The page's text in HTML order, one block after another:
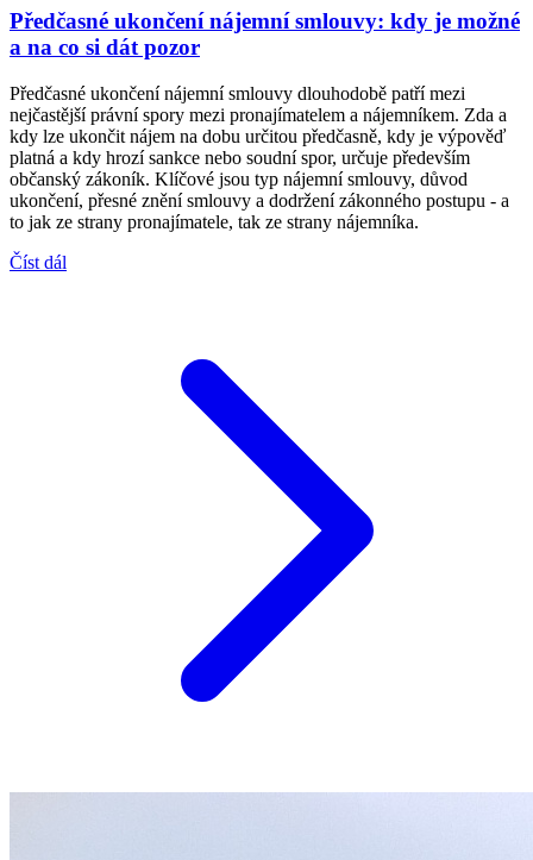
Předčasné ukončení nájemní smlouvy: kdy je možné
a na co si dát pozor
Předčasné ukončení nájemní smlouvy dlouhodobě patří mezi
nejčastější právní spory mezi pronajímatelem a nájemníkem. Zda a
kdy lze ukončit nájem na dobu určitou předčasně, kdy je výpověď
platná a kdy hrozí sankce nebo soudní spor, určuje především
občanský zákoník. Klíčové jsou typ nájemní smlouvy, důvod
ukončení, přesné znění smlouvy a dodržení zákonného postupu - a
to jak ze strany pronajímatele, tak ze strany nájemníka.
Číst dál